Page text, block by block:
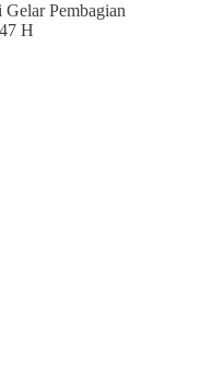
Pembagian
H